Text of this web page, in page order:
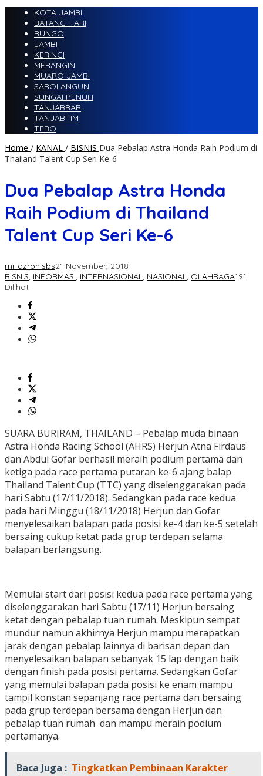
KOTA JAMBI
BATANG HARI
BUNGO
JAMBI
KERINCI
MERANGIN
MUARO JAMBI
SAROLANGUN
SUNGAI PENUH
TANJABBAR
TANJABTIM
TEBO
Home / KANAL / BISNIS Dua Pebalap Astra Honda Raih Podium di
Thailand Talent Cup Seri Ke-6
Dua Pebalap Astra Honda
Raih Podium di Thailand
Talent Cup Seri Ke-6
mr azronisbs21 November, 2018
BISNIS, INFORMASI, INTERNASIONAL, NASIONAL, OLAHRAGA191
Dilihat
SUARA BURIRAM, THAILAND – Pebalap muda binaan
Astra Honda Racing School (AHRS) Herjun Atna Firdaus
dan Abdul Gofar berhasil meraih podium pertama dan
ketiga pada race pertama putaran ke-6 ajang balap
Thailand Talent Cup (TTC) yang diselenggarakan pada
hari Sabtu (17/11/2018). Sedangkan pada race kedua
pada hari Minggu (18/11/2018) Herjun dan Gofar
menyelesaikan balapan pada posisi ke-4 dan ke-5 setelah
bersaing cukup ketat pada grup terdepan selama
balapan berlangsung.
Memulai start dari posisi kedua pada race pertama yang
diselenggarakan hari Sabtu (17/11) Herjun bersaing
ketat dengan pebalap tuan rumah. Meskipun sempat
mundur namun akhirnya Herjun mampu merapatkan
jarak dengan pebalap lainnya di barisan depan dan
menyelesaikan balapan sebanyak 15 lap dengan baik
dengan finish pada posisi pertama. Sedangkan Gofar
yang memulai balapan pada posisi ke enam mampu
tampil konstan sepanjang race pertama dan bersaing
pada grup terdepan bersama dengan Herjun dan
pebalap tuan rumah dan mampu meraih podium
pertamanya.
Baca Juga : Tingkatkan Pembinaan Karakter